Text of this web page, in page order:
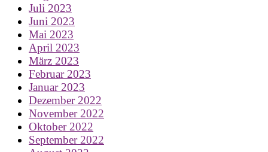
Juli 2023
Juni 2023
Mai 2023
April 2023
März 2023
Februar 2023
Januar 2023
Dezember 2022
November 2022
Oktober 2022
September 2022